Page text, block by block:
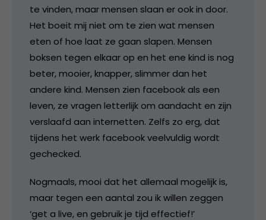
te vinden, maar mensen slaan er ook in door.
Het boeit mij niet om te zien wat mensen
eten of hoe laat ze gaan slapen. Mensen
boksen tegen elkaar op en het ene kind is nog
beter, mooier, knapper, slimmer dan het
andere kind. Mensen zien facebook als een
leven, ze vragen letterlijk om aandacht en zijn
verslaafd aan internetten. Zelfs zo erg, dat
tijdens het werk facebook veelvuldig wordt
gechecked.
Nogmaals, mooi dat het allemaal mogelijk is,
maar tegen een aantal zou ik willen zeggen
‘get a live, en gebruik je tijd effectief!’